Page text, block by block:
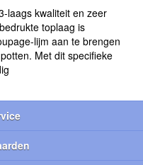
laags kwaliteit en zeer
toplaag is
lijm aan te brengen
Met dit specifieke